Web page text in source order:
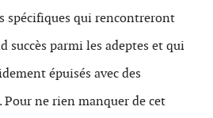
spécifiques qui rencontreront
succès parmi les adeptes et qui
épuisés avec des
Pour ne rien manquer de cet